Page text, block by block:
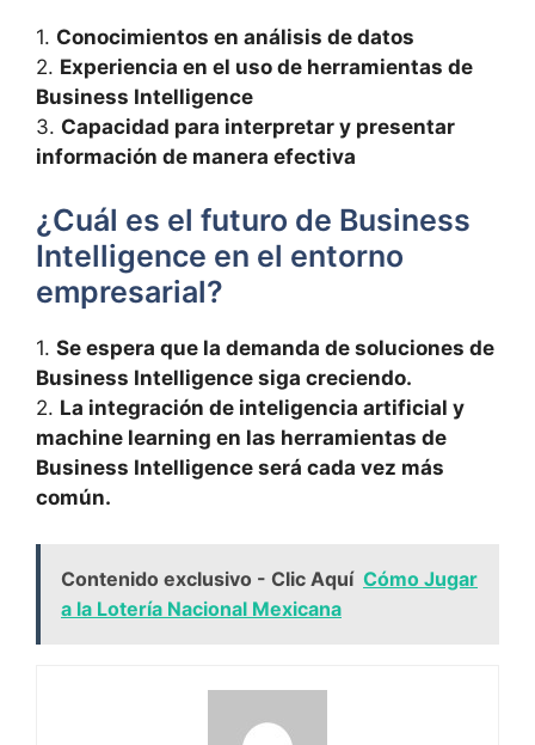
1. Conocimientos en análisis​ de datos
2. Experiencia en el⁣ uso de herramientas de
Business Intelligence
3. Capacidad para interpretar y ‍presentar
información de manera efectiva
¿Cuál es el⁢ futuro⁢ de Business
Intelligence en el entorno
empresarial?
1. Se espera que la demanda de soluciones de
‍Business Intelligence siga creciendo.
2. La integración de inteligencia artificial y
machine ‍learning⁤ en ‌las herramientas de
Business Intelligence será cada​ vez‌ más
común.
Contenido exclusivo - Clic Aquí Cómo Jugar
a la Lotería Nacional Mexicana